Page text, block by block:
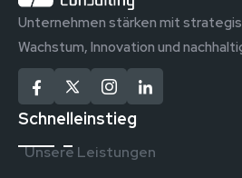
Unternehmen stärken mit
Wachstum, Innovation und
Schnelleinstieg
Unsere Leistungen